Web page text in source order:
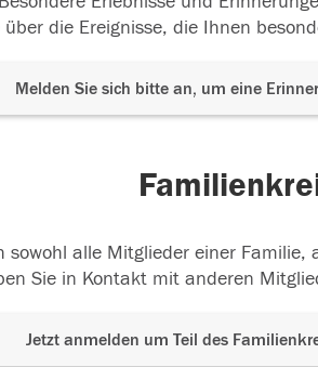
über die Ereignisse, die Ihnen
Melden Sie sich bitte an, um eine
sowohl alle Mitglieder einer
Sie in Kontakt mit anderen
Jetzt anmelden um Teil des